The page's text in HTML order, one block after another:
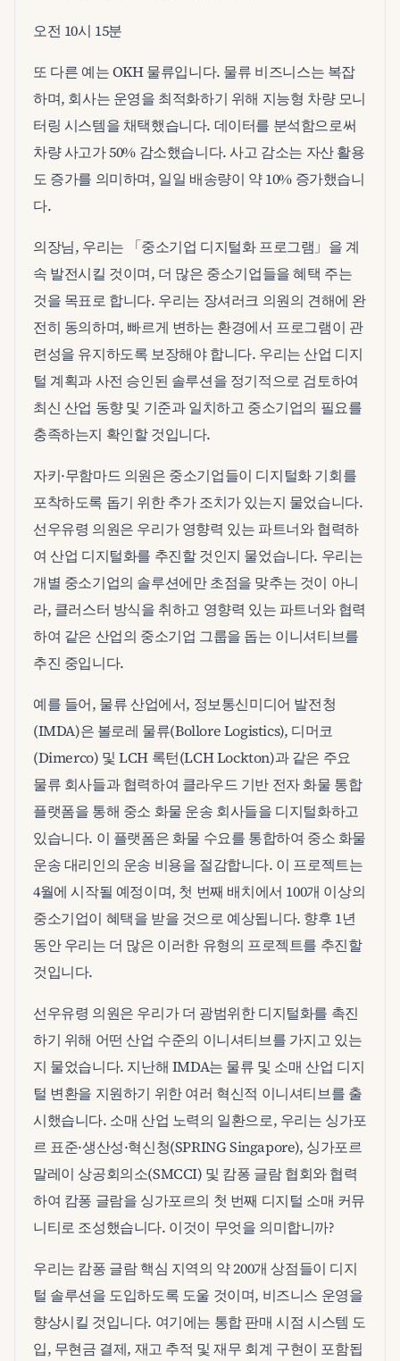
오전 10시 15분
또 다른 예는 OKH 물류입니다. 물류 비즈니스는 복잡
하며, 회사는 운영을 최적화하기 위해 지능형 차량 모니
터링 시스템을 채택했습니다. 데이터를 분석함으로써
차량 사고가 50% 감소했습니다. 사고 감소는 자산 활용
도 증가를 의미하며, 일일 배송량이 약 10% 증가했습니
다.
의장님, 우리는 「중소기업 디지털화 프로그램」을 계
속 발전시킬 것이며, 더 많은 중소기업들을 혜택 주는
것을 목표로 합니다. 우리는 장셔러크 의원의 견해에 완
전히 동의하며, 빠르게 변하는 환경에서 프로그램이 관
련성을 유지하도록 보장해야 합니다. 우리는 산업 디지
털 계획과 사전 승인된 솔루션을 정기적으로 검토하여
최신 산업 동향 및 기준과 일치하고 중소기업의 필요를
충족하는지 확인할 것입니다.
자키·무함마드 의원은 중소기업들이 디지털화 기회를
포착하도록 돕기 위한 추가 조치가 있는지 물었습니다.
선우유령 의원은 우리가 영향력 있는 파트너와 협력하
여 산업 디지털화를 추진할 것인지 물었습니다. 우리는
개별 중소기업의 솔루션에만 초점을 맞추는 것이 아니
라, 클러스터 방식을 취하고 영향력 있는 파트너와 협력
하여 같은 산업의 중소기업 그룹을 돕는 이니셔티브를
추진 중입니다.
예를 들어, 물류 산업에서, 정보통신미디어 발전청
(IMDA)은 볼로레 물류(Bollore Logistics), 디머코
(Dimerco) 및 LCH 록턴(LCH Lockton)과 같은 주요
물류 회사들과 협력하여 클라우드 기반 전자 화물 통합
플랫폼을 통해 중소 화물 운송 회사들을 디지털화하고
있습니다. 이 플랫폼은 화물 수요를 통합하여 중소 화물
운송 대리인의 운송 비용을 절감합니다. 이 프로젝트는
4월에 시작될 예정이며, 첫 번째 배치에서 100개 이상의
중소기업이 혜택을 받을 것으로 예상됩니다. 향후 1년
동안 우리는 더 많은 이러한 유형의 프로젝트를 추진할
것입니다.
선우유령 의원은 우리가 더 광범위한 디지털화를 촉진
하기 위해 어떤 산업 수준의 이니셔티브를 가지고 있는
지 물었습니다. 지난해 IMDA는 물류 및 소매 산업 디지
털 변환을 지원하기 위한 여러 혁신적 이니셔티브를 출
시했습니다. 소매 산업 노력의 일환으로, 우리는 싱가포
르 표준·생산성·혁신청(SPRING Singapore), 싱가포르
말레이 상공회의소(SMCCI) 및 캄퐁 글람 협회와 협력
하여 캄퐁 글람을 싱가포르의 첫 번째 디지털 소매 커뮤
니티로 조성했습니다. 이것이 무엇을 의미합니까?
우리는 캄퐁 글람 핵심 지역의 약 200개 상점들이 디지
털 솔루션을 도입하도록 도울 것이며, 비즈니스 운영을
향상시킬 것입니다. 여기에는 통합 판매 시점 시스템 도
입, 무현금 결제, 재고 추적 및 재무 회계 구현이 포함됩